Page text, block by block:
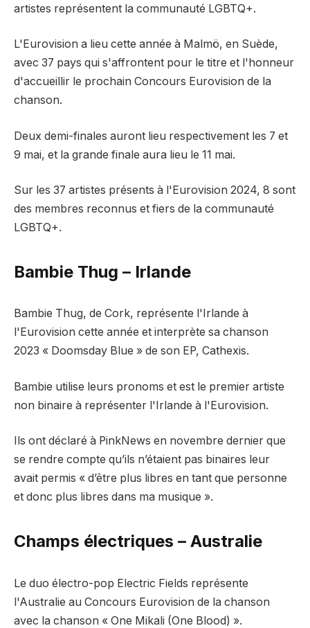
artistes représentent la communauté LGBTQ+.
L'Eurovision a lieu cette année à Malmö, en Suède,
avec 37 pays qui s'affrontent pour le titre et l'honneur
d'accueillir le prochain Concours Eurovision de la
chanson.
Deux demi-finales auront lieu respectivement les 7 et
9 mai, et la grande finale aura lieu le 11 mai.
Sur les 37 artistes présents à l'Eurovision 2024, 8 sont
des membres reconnus et fiers de la communauté
LGBTQ+.
Bambie Thug – Irlande
Bambie Thug, de Cork, représente l'Irlande à
l'Eurovision cette année et interprète sa chanson
2023 « Doomsday Blue » de son EP, Cathexis.
Bambie utilise leurs pronoms et est le premier artiste
non binaire à représenter l'Irlande à l'Eurovision.
Ils ont déclaré à PinkNews en novembre dernier que
se rendre compte qu’ils n’étaient pas binaires leur
avait permis « d’être plus libres en tant que personne
et donc plus libres dans ma musique ».
Champs électriques – Australie
Le duo électro-pop Electric Fields représente
l'Australie au Concours Eurovision de la chanson
avec la chanson « One Mikali (One Blood) ».